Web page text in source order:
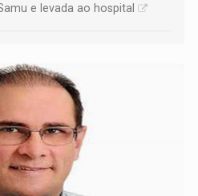
e levada ao hospital